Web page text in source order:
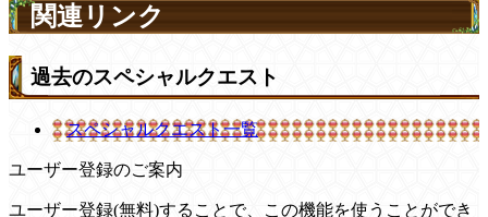
関連リンク
過去のスペシャルクエスト
スペシャルクエスト一覧
ユーザー登録のご案内
ユーザー登録(無料)することで、この機能を使うことができ